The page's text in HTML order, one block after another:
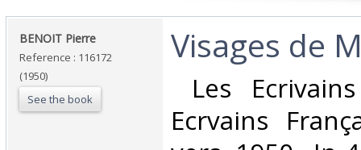
‎BENOIT Pierre‎
Reference : 116172
(1950)
See the book
‎Visages de
Les
Ecrvains